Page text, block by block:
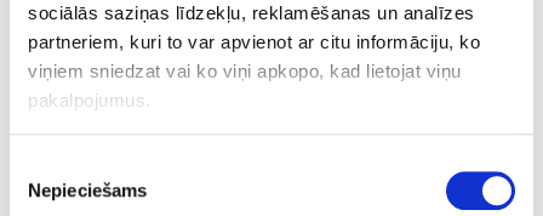
sociālās saziņas līdzekļu, reklamēšanas un analīzes
partneriem, kuri to var apvienot ar citu informāciju, ko
viņiem sniedzat vai ko viņi apkopo, kad lietojat viņu
pakalpojumus.
izvēle
Nepieciešams
Datu lapa
Drukāt